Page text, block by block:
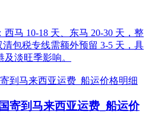
马 10-18 天、东马 20-30 天，整
包税专线需额外预留 3-5 天，具
淡旺季影响。
寄到马来西亚运费_船运价